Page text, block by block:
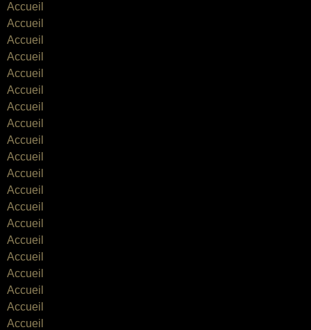
Accueil
Accueil
Accueil
Accueil
Accueil
Accueil
Accueil
Accueil
Accueil
Accueil
Accueil
Accueil
Accueil
Accueil
Accueil
Accueil
Accueil
Accueil
Accueil
Accueil